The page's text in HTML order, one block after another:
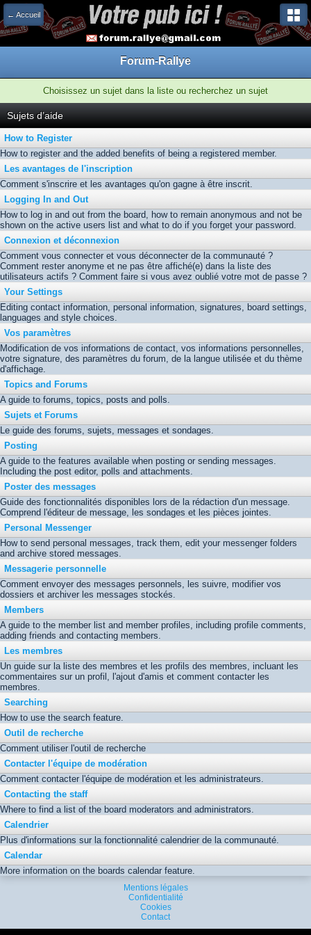
← Accueil
Forum-Rallye
Choisissez un sujet dans la liste ou recherchez un sujet
Sujets d’aide
How to Register
How to register and the added benefits of being a registered member.
Les avantages de l'inscription
Comment s'inscrire et les avantages qu'on gagne à être inscrit.
Logging In and Out
How to log in and out from the board, how to remain anonymous and not be
shown on the active users list and what to do if you forget your password.
Connexion et déconnexion
Comment vous connecter et vous déconnecter de la communauté ?
Comment rester anonyme et ne pas être affiché(e) dans la liste des
utilisateurs actifs ? Comment faire si vous avez oublié votre mot de passe ?
Your Settings
Editing contact information, personal information, signatures, board settings,
languages and style choices.
Vos paramètres
Modification de vos informations de contact, vos informations personnelles,
votre signature, des paramètres du forum, de la langue utilisée et du thème
d'affichage.
Topics and Forums
A guide to forums, topics, posts and polls.
Sujets et Forums
Le guide des forums, sujets, messages et sondages.
Posting
A guide to the features available when posting or sending messages.
Including the post editor, polls and attachments.
Poster des messages
Guide des fonctionnalités disponibles lors de la rédaction d'un message.
Comprend l'éditeur de message, les sondages et les pièces jointes.
Personal Messenger
How to send personal messages, track them, edit your messenger folders
and archive stored messages.
Messagerie personnelle
Comment envoyer des messages personnels, les suivre, modifier vos
dossiers et archiver les messages stockés.
Members
A guide to the member list and member profiles, including profile comments,
adding friends and contacting members.
Les membres
Un guide sur la liste des membres et les profils des membres, incluant les
commentaires sur un profil, l'ajout d'amis et comment contacter les
membres.
Searching
How to use the search feature.
Outil de recherche
Comment utiliser l'outil de recherche
Contacter l'équipe de modération
Comment contacter l'équipe de modération et les administrateurs.
Contacting the staff
Where to find a list of the board moderators and administrators.
Calendrier
Plus d'informations sur la fonctionnalité calendrier de la communauté.
Calendar
More information on the boards calendar feature.
Mentions légales
Confidentialité
Cookies
Contact